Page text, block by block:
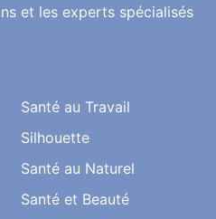
et les experts spécialisés
Santé au Travail
Silhouette
Santé au Naturel
Santé et Beauté